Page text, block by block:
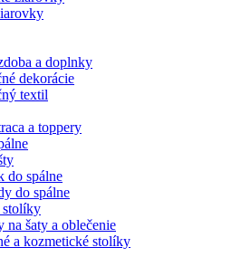
a doplnky
dekorácie
textil
a toppery
do spálne
do spálne
stolíky
na šaty a oblečenie
a kozmetické stolíky